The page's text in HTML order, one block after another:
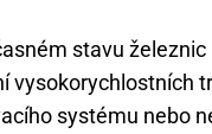
stavu
vysokorychlostních
systému nebo